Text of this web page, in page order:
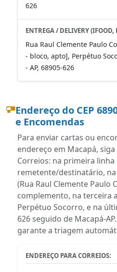
626
ENTREGA / DELIVERY (IFOOD,
Rua Raul Clemente Paulo
- bloco, apto], Perpétuo
- AP, 68905-626
Endereço do CEP
e Encomendas
Para enviar cartas ou
endereço em Macapá,
Correios: na primeira
remetente/destinatário,
(Rua Raul Clemente Paulo
complemento, na terceira
Perpétuo Socorro, e na
626 seguido de Macapá-
garante a triagem
ENDEREÇO PARA CORREIOS: